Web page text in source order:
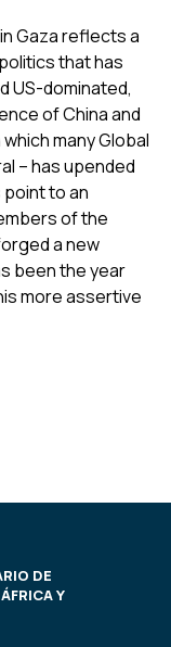
Gaza reflects a
that has
US-dominated,
of China and
many Global
– has upended
to an
of the
a new
been the year
more assertive
DE
Y